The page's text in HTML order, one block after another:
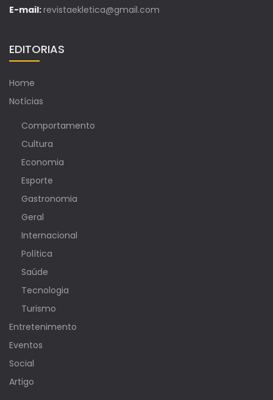
E-mail:revistaekletica@gmail.com
EDITORIAS
Home
Notícias
Comportamento
Cultura
Economia
Esporte
Gastronomia
Geral
Internacional
Política
Saúde
Tecnologia
Turismo
Entretenimento
Eventos
Social
Artigo